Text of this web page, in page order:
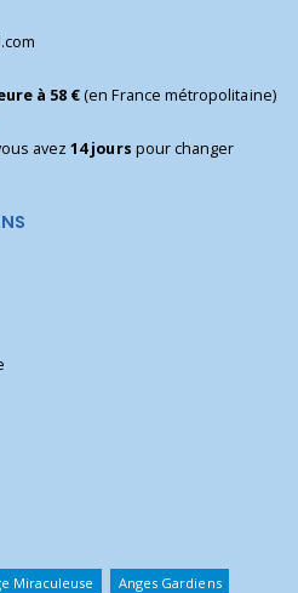
à 58 €(en France métropolitaine)
avez14 jours pour changer
Miraculeuse Anges Gardiens